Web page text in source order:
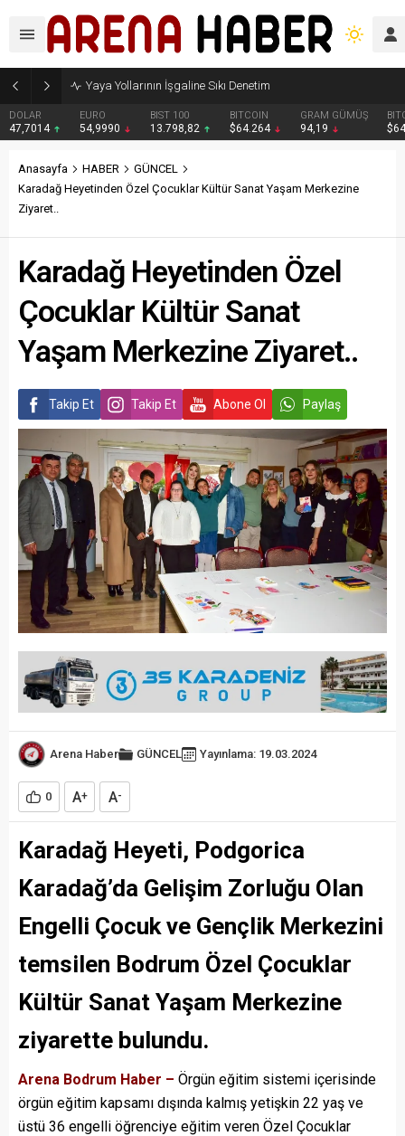
Yaya Yollarının İşgaline Sıkı Denetim
DOLAR
47,7014
EURO
54,9990
BIST 100
13.798,82
BITCOIN
$64.264
GRAM GÜMÜŞ
94,19
Anasayfa HABER
GÜNCEL
Karadağ Heyetinden Özel Çocuklar Kültür Sanat Yaşam Merkezine
Ziyaret..
Karadağ Heyetinden Özel
Çocuklar Kültür Sanat
Yaşam Merkezine Ziyaret..
Takip Et Takip Et Abone Ol Paylaş
Arena Haber GÜNCEL Yayınlama: 19.03.2024
0 A+ A-
Karadağ Heyeti, Podgorica
Karadağ’da Gelişim Zorluğu Olan
Engelli Çocuk ve Gençlik Merkezini
temsilen Bodrum Özel Çocuklar
Kültür Sanat Yaşam Merkezine
ziyarette bulundu.
Arena Bodrum Haber – Örgün eğitim sistemi içerisinde
örgün eğitim kapsamı dışında kalmış yetişkin 22 yaş ve
üstü 36 engelli öğrenciye eğitim veren Özel Çocuklar